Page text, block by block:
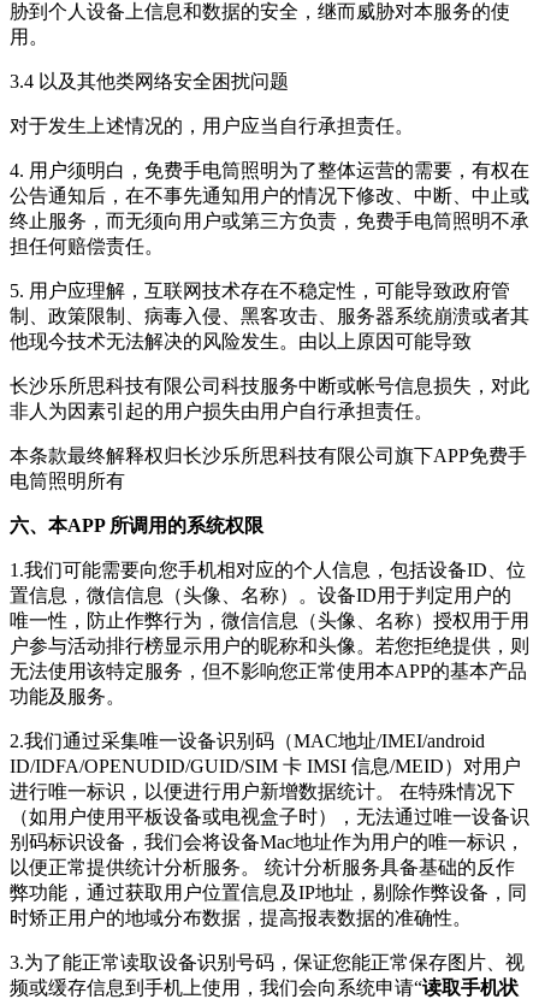
胁到个人设备上信息和数据的安全，继而威胁对本服务的使
用。
3.4 以及其他类网络安全困扰问题
对于发生上述情况的，用户应当自行承担责任。
4. 用户须明白， 免费手电筒照明为了整体运营的需要，有权在
公告通知后，在不事先通知用户的情况下修改、中断、中止或
终止服务，而无须向用户或第三方负责， 免费手电筒照明不承
担任何赔偿责任。
5. 用户应理解，互联网技术存在不稳定性，可能导致政府管
制、政策限制、病毒入侵、黑客攻击、服务器系统崩溃或者其
他现今技术无法解决的风险发生。由以上原因可能导致
长沙乐所思科技有限公司 科技服务中断或帐号信息损失，对此
非人为因素引起的用户损失由用户自行承担责任。
本条款最终解释权归长沙乐所思科技有限公司 旗下APP免费手
电筒照明 所有
六、本APP 所调用的系统权限
1.我们可能需要向您手机相对应的个人信息，包括设备ID、位
置信息，微信信息（头像、名称）。设备ID用于判定用户的
唯一性，防止作弊行为，微信信息（头像、名称）授权用于用
户参与活动排行榜显示用户的昵称和头像。若您拒绝提供，则
无法使用该特定服务，但不影响您正常使用本APP的基本产品
功能及服务。
2.我们通过采集唯一设备识别码（MAC地址/IMEI/android
ID/IDFA/OPENUDID/GUID/SIM 卡 IMSI 信息/MEID）对用户
进行唯一标识，以便进行用户新增数据统计。 在特殊情况下
（如用户使用平板设备或电视盒子时），无法通过唯一设备识
别码标识设备，我们会将设备Mac地址作为用户的唯一标识，
以便正常提供统计分析服务。 统计分析服务具备基础的反作
弊功能，通过获取用户位置信息及IP地址，剔除作弊设备，同
时矫正用户的地域分布数据，提高报表数据的准确性。
3.为了能正常读取设备识别号码，保证您能正常保存图片、视
频或缓存信息到手机上使用，我们会向系统申请“读取手机状